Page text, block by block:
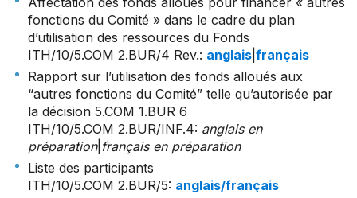
fonctions du Comité » dans le cadre du plan
d’utilisation des ressources du Fonds
ITH/10/5.COM 2.BUR/4 Rev.: anglais français
Rapport sur l’utilisation des fonds alloués aux
“autres fonctions du Comité” telle qu’autorisée par
la décision 5.COM 1.BUR 6
ITH/10/5.COM 2.BUR/INF.4: anglais en
préparation| français en préparation
Liste des participants
ITH/10/5.COM 2.BUR/5: anglais/français